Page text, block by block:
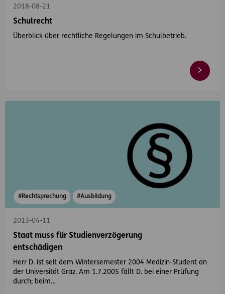
2018-08-21
Schulrecht
Überblick über rechtliche Regelungen im Schulbetrieb.
#Rechtsprechung #Ausbildung
2013-04-11
Staat muss für Studienverzögerung
entschädigen
Herr D. ist seit dem Wintersemester 2004 Medizin-Student an
der Universität Graz. Am 1.7.2005 fällt D. bei einer Prüfung
durch; beim…